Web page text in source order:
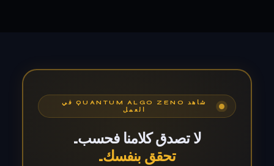
شاهد QUANTUM ALGO ZENO في
العمل
لا تصدق كلامنا فحسب.
تحقق بنفسك.